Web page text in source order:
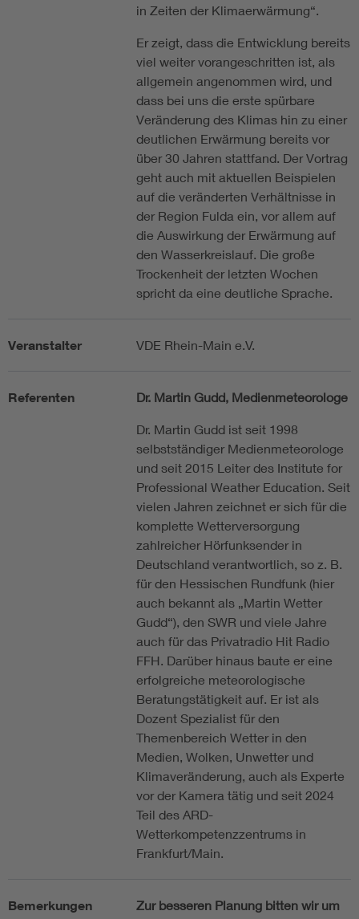
in Zeiten der Klimaerwärmung“.
Er zeigt, dass die Entwicklung bereits
viel weiter vorangeschritten ist, als
allgemein angenommen wird, und
dass bei uns die erste spürbare
Veränderung des Klimas hin zu einer
deutlichen Erwärmung bereits vor
über 30 Jahren stattfand. Der Vortrag
geht auch mit aktuellen Beispielen
auf die veränderten Verhältnisse in
der Region Fulda ein, vor allem auf
die Auswirkung der Erwärmung auf
den Wasserkreislauf. Die große
Trockenheit der letzten Wochen
spricht da eine deutliche Sprache.
Veranstalter VDE Rhein-Main e.V.
Referenten Dr. Martin Gudd, Medienmeteorologe
Dr. Martin Gudd ist seit 1998
selbstständiger Medienmeteorologe
und seit 2015 Leiter des Institute for
Professional Weather Education. Seit
vielen Jahren zeichnet er sich für die
komplette Wetterversorgung
zahlreicher Hörfunksender in
Deutschland verantwortlich, so z. B.
für den Hessischen Rundfunk (hier
auch bekannt als „Martin Wetter
Gudd“), den SWR und viele Jahre
auch für das Privatradio Hit Radio
FFH. Darüber hinaus baute er eine
erfolgreiche meteorologische
Beratungstätigkeit auf. Er ist als
Dozent Spezialist für den
Themenbereich Wetter in den
Medien, Wolken, Unwetter und
Klimaveränderung, auch als Experte
vor der Kamera tätig und seit 2024
Teil des ARD-
Wetterkompetenzzentrums in
Frankfurt/Main.
Bemerkungen
Zur besseren Planung bitten wir um